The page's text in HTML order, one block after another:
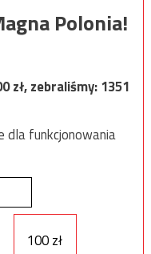
Polonia!
zł, zebraliśmy:1351
dla funkcjonowania
100 zł